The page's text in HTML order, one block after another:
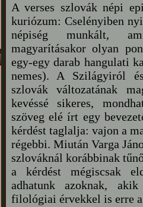
A verses szlovák népi
kuriózum: Cselényiben
népiség munkált,
magyarításakor olyan
egy-egy darab hangulati
nemes). A Szilágyiról
szlovák változatának
kevéssé sikeres,
szöveg elé írt egy
kérdést taglalja: vajon a
régebbi. Miután Varga
szlováknál korábbinak
a kérdést mégiscsak
adhatunk azoknak,
filológiai érvekkel is erre